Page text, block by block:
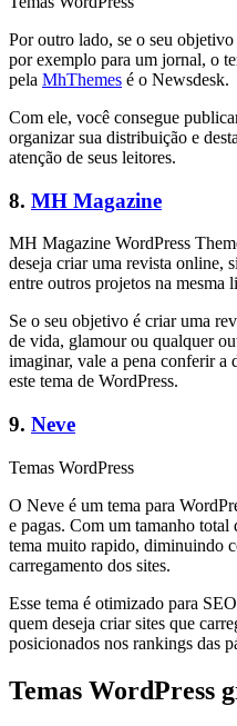
Por outro lado, se o seu
por exemplo para um jornal, o
pela MhThemes é o Newsdesk.
Com ele, você consegue
organizar sua distribuição e
atenção de seus leitores.
8. MH Magazine
MH Magazine WordPress
deseja criar uma revista online,
entre outros projetos na mesma
Se o seu objetivo é criar uma
de vida, glamour ou qualquer
imaginar, vale a pena conferir a
este tema de WordPress.
9. Neve
Temas WordPress
O Neve é um tema para
e pagas. Com um tamanho
tema muito rapido, diminuindo
carregamento dos sites.
Esse tema é otimizado para
quem deseja criar sites que
posicionados nos rankings das
Temas WordPress